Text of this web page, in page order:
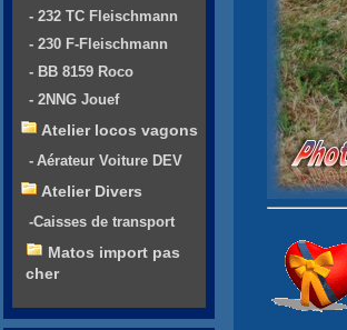
- 232 TC Fleischmann
- 230 F-Fleischmann
- BB 8159 Roco
- 2NNG Jouef
Atelier locos vagons
- Aérateur Voiture DEV
Atelier Divers
-Caisses de transport
Matos import pas
cher